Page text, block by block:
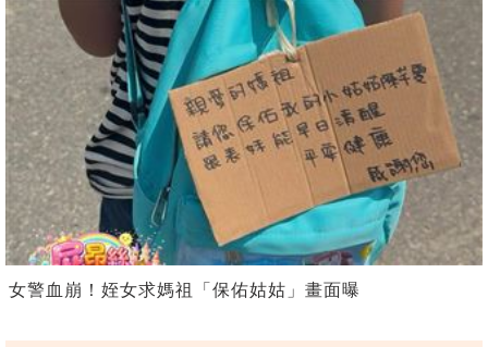
女警血崩！姪女求媽祖「保佑姑姑」畫面曝